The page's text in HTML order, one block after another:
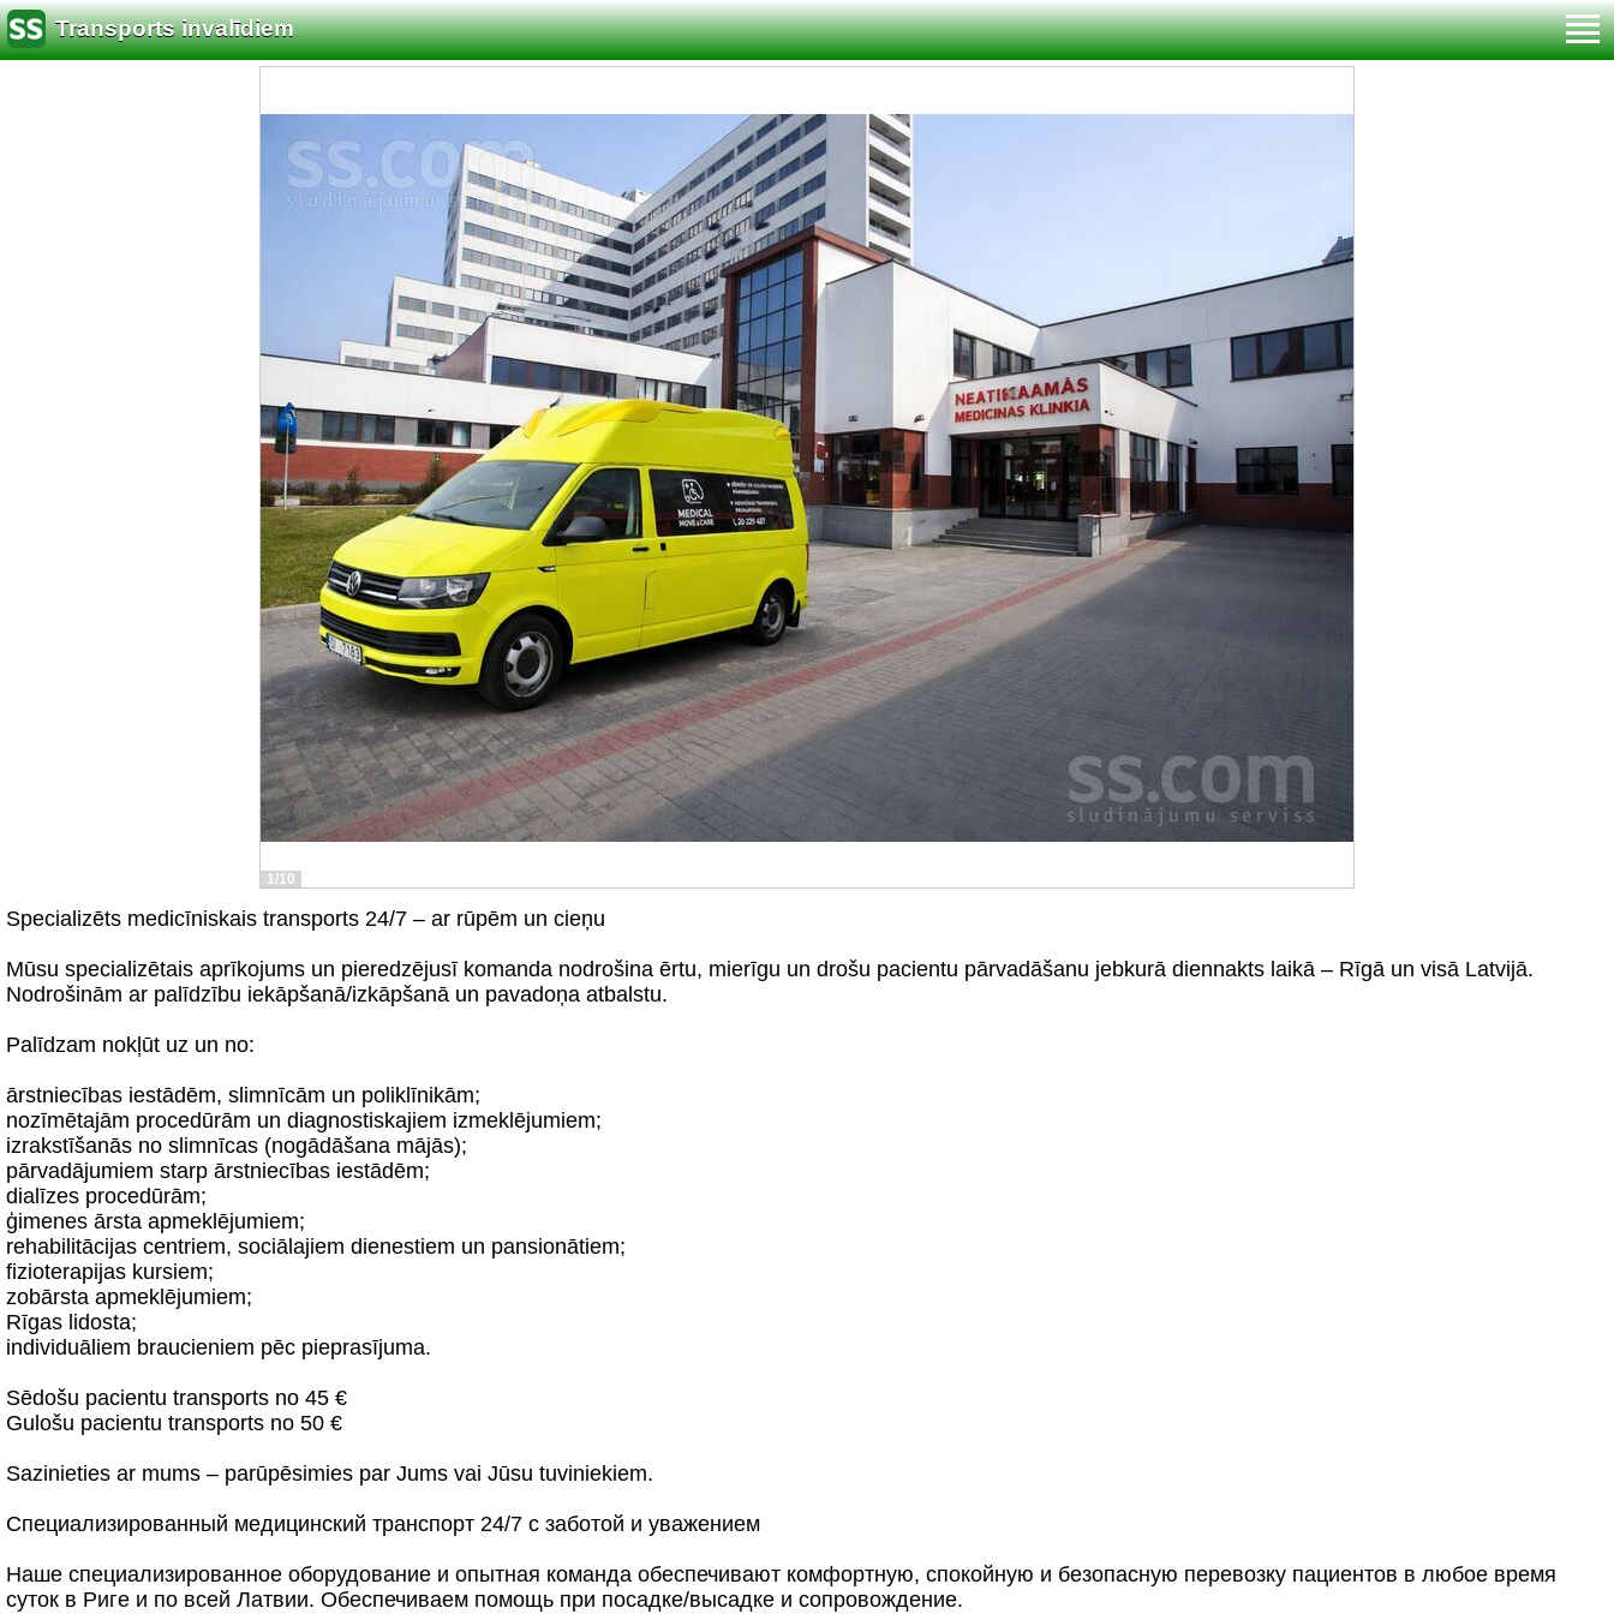
Transports invalīdiem
1/10
Specializēts medicīniskais transports 24/7 – ar rūpēm un cieņu
Mūsu specializētais aprīkojums un pieredzējusī komanda nodrošina ērtu, mierīgu un drošu pacientu pārvadāšanu jebkurā diennakts laikā – Rīgā un visā Latvijā.
Nodrošinām ar palīdzību iekāpšanā/izkāpšanā un pavadoņa atbalstu.
Palīdzam nokļūt uz un no:
ārstniecības iestādēm, slimnīcām un poliklīnikām;
nozīmētajām procedūrām un diagnostiskajiem izmeklējumiem;
izrakstīšanās no slimnīcas (nogādāšana mājās);
pārvadājumiem starp ārstniecības iestādēm;
dialīzes procedūrām;
ģimenes ārsta apmeklējumiem;
rehabilitācijas centriem, sociālajiem dienestiem un pansionātiem;
fizioterapijas kursiem;
zobārsta apmeklējumiem;
Rīgas lidosta;
individuāliem braucieniem pēc pieprasījuma.
Sēdošu pacientu transports no 45 €
Gulošu pacientu transports no 50 €
Sazinieties ar mums – parūpēsimies par Jums vai Jūsu tuviniekiem.
Специализированный медицинский транспорт 24/7 с заботой и уважением
Наше специализированное оборудование и опытная команда обеспечивают комфортную, спокойную и безопасную перевозку пациентов в любое время
суток в Риге и по всей Латвии. Обеспечиваем помощь при посадке/высадке и сопровождение.